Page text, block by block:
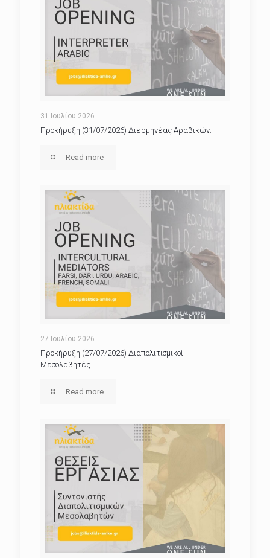
31 Ιουλίου 2026
Προκήρυξη (31/07/2026) Διερμηνέας Αραβικών.
Read more
27 Ιουλίου 2026
Προκήρυξη (27/07/2026) Διαπολιτισμικοί
Μεσολαβητές.
Read more